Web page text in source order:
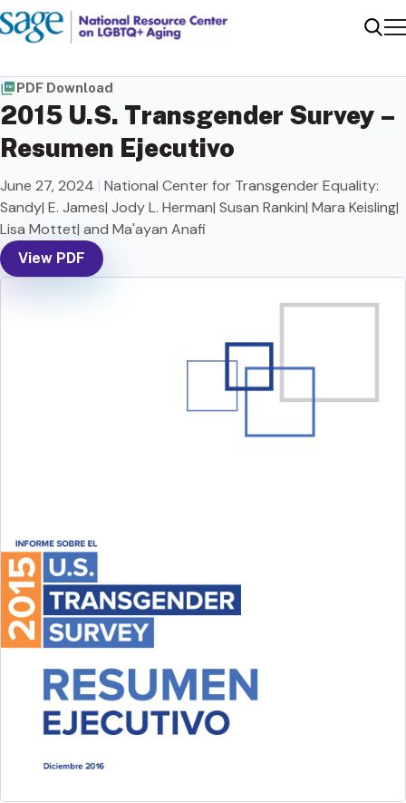
PDF Download
2015 U.S. Transgender Survey –
Resumen Ejecutivo
June 27, 2024 | National Center for Transgender Equality:
Sandy| E. James| Jody L. Herman| Susan Rankin| Mara Keisling|
Lisa Mottet| and Ma'ayan Anafi
View PDF